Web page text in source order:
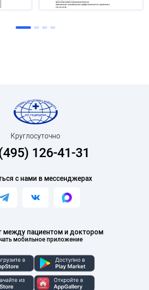
между пациентом и доктором
мобильное приложение
Круглосуточно
126-41-31
с нами в мессенджерах